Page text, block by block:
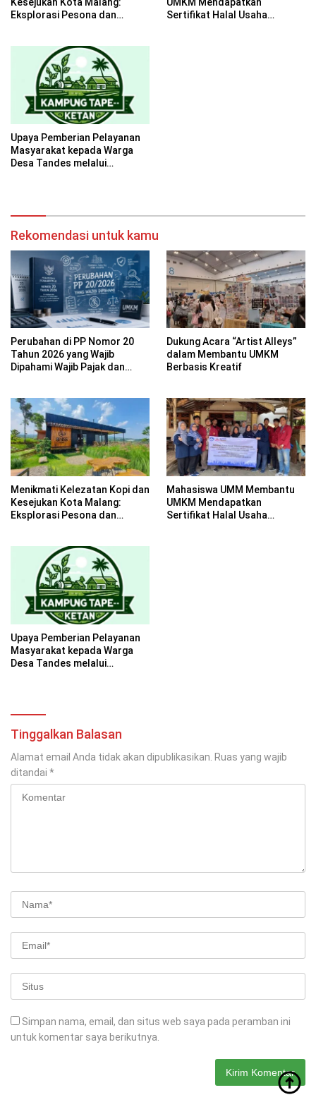
Eksplorasi Pesona dan
Perhatian
Sertifikat Halal Usaha
Upaya Pemberian Pelayanan
Masyarakat kepada Warga
Desa Tandes melalui
Isu Sosial dan Meningkatkan
Rekomendasi untuk kamu
Perubahan di PP Nomor 20
Tahun 2026 yang Wajib
Dipahami Wajib Pajak dan
Dukung Acara “Artist Alleys”
dalam Membantu UMKM
Berbasis Kreatif
Menikmati Kelezatan Kopi dan
Kesejukan Kota Malang:
Eksplorasi Pesona dan
Perhatian
Mahasiswa UMM Membantu
UMKM Mendapatkan
Sertifikat Halal Usaha
Upaya Pemberian Pelayanan
Masyarakat kepada Warga
Desa Tandes melalui
Isu Sosial dan Meningkatkan
Daya Saing UMKM
Tinggalkan Balasan
Alamat email Anda tidak akan dipublikasikan. Ruas yang wajib
ditandai *
Simpan nama, email, dan situs web saya pada peramban ini
untuk komentar saya berikutnya.